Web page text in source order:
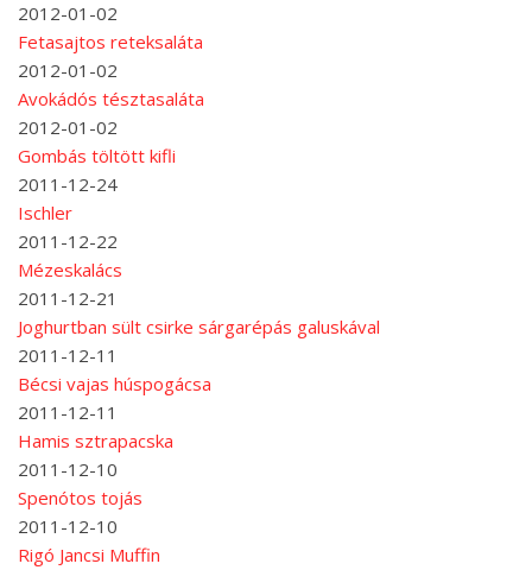
2012-01-02
Fetasajtos reteksaláta
2012-01-02
Avokádós tésztasaláta
2012-01-02
Gombás töltött kifli
2011-12-24
Ischler
2011-12-22
Mézeskalács
2011-12-21
Joghurtban sült csirke sárgarépás galuskával
2011-12-11
Bécsi vajas húspogácsa
2011-12-11
Hamis sztrapacska
2011-12-10
Spenótos tojás
2011-12-10
Rigó Jancsi Muffin